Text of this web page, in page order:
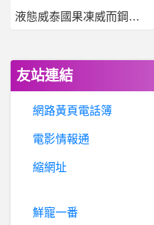
液態威泰國果凍威而鋼哪裡買
友站連結
網路黃頁電話簿
電影情報通
縮網址
鮮寵一番